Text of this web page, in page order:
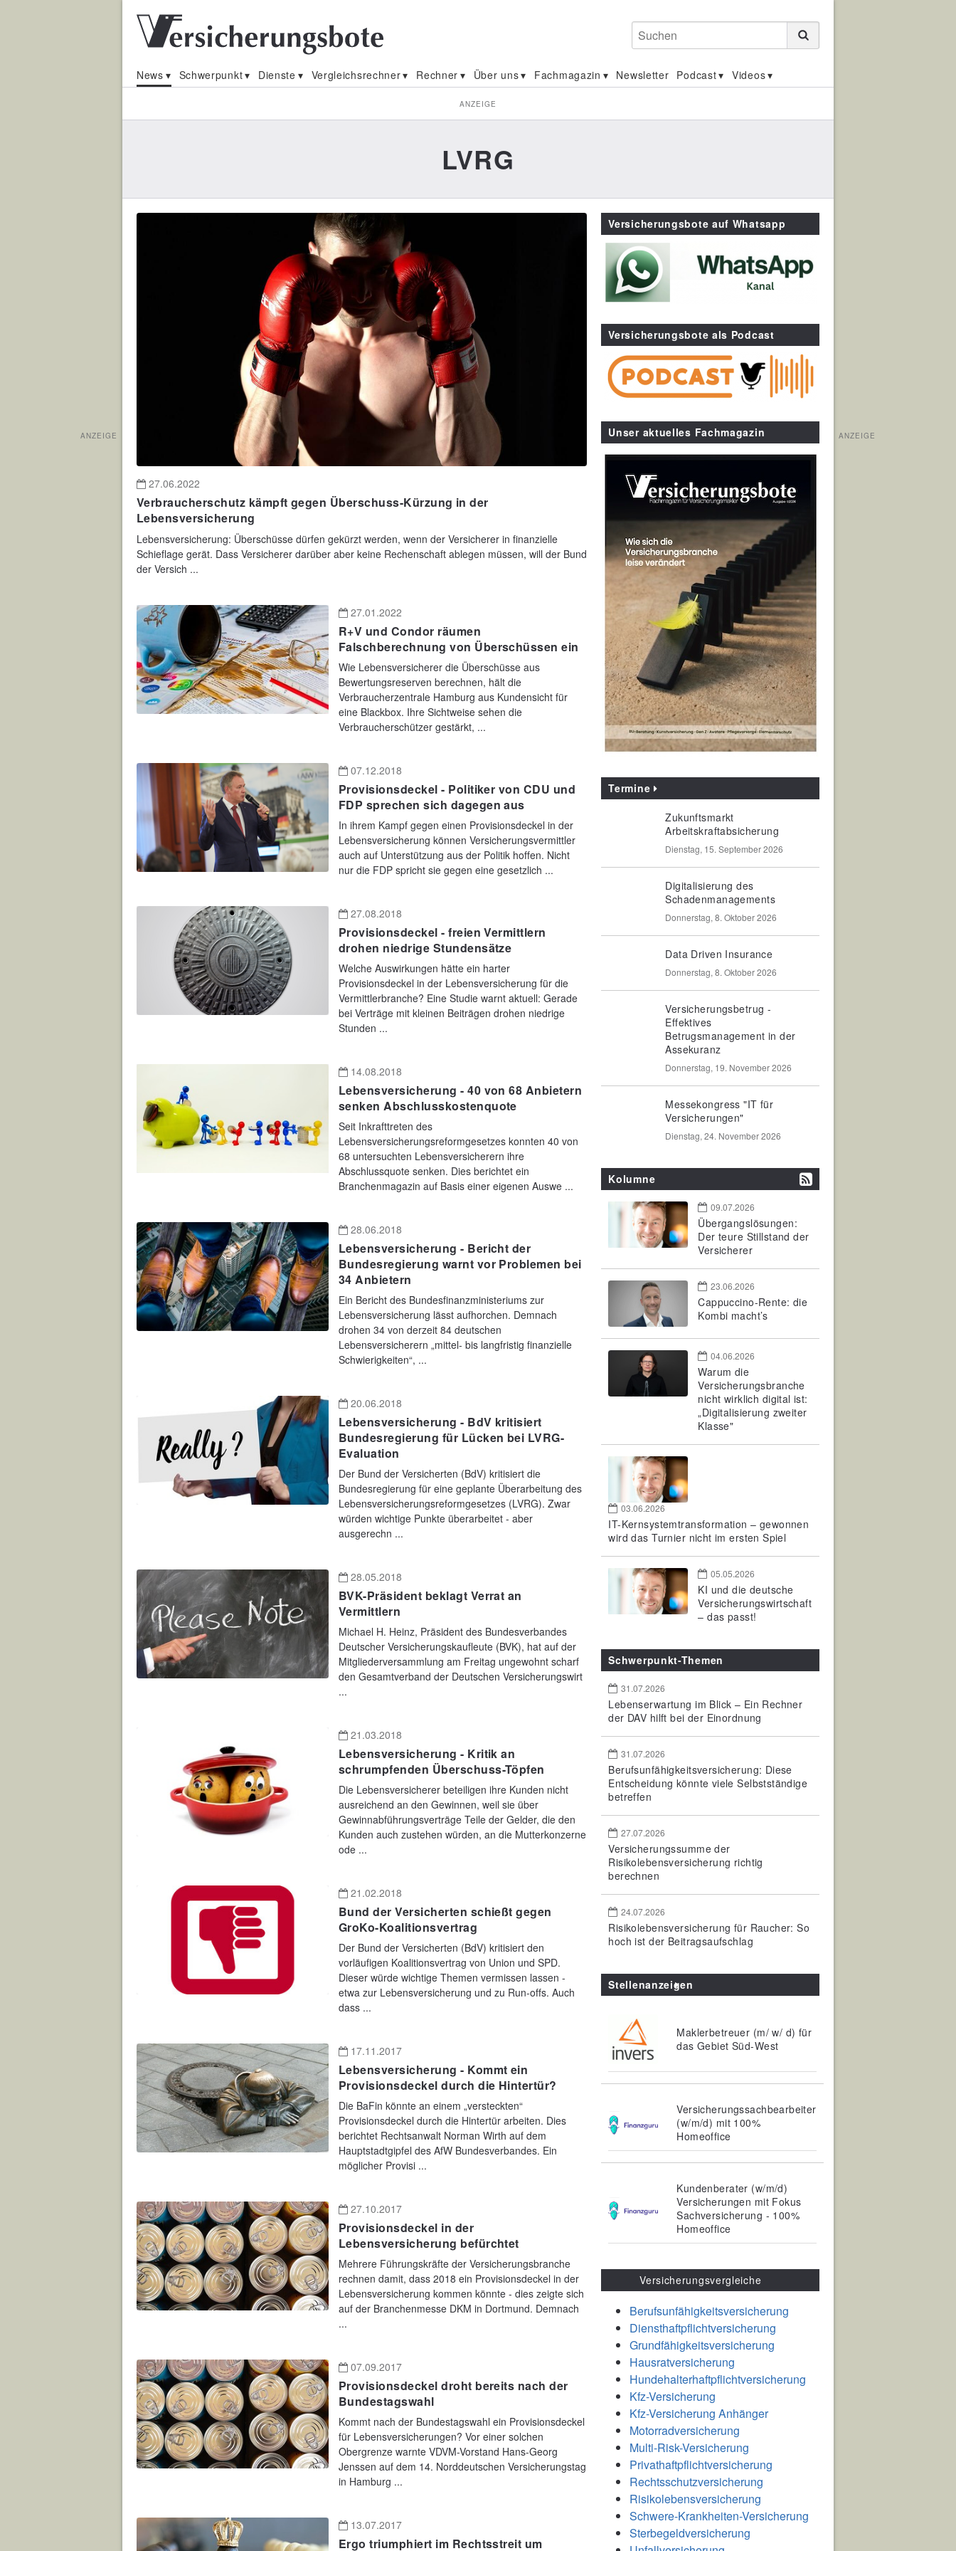
Suchen
News Schwerpunkt Dienste Vergleichsrechner Rechner Über uns Fachmagazin Newsletter Podcast Videos
ANZEIGE
LVRG
27.06.2022
Verbraucherschutz kämpft gegen Überschuss-Kürzung in der
Lebensversicherung
Lebensversicherung: Überschüsse dürfen gekürzt werden, wenn der Versicherer in finanzielle
Schieflage gerät. Dass Versicherer darüber aber keine Rechenschaft ablegen müssen, will der Bund
der Versich ...
27.01.2022
R+V und Condor räumen
Falschberechnung von Überschüssen ein
Wie Lebensversicherer die Überschüsse aus
Bewertungsreserven berechnen, hält die
Verbraucherzentrale Hamburg aus Kundensicht für
eine Blackbox. Ihre Sichtweise sehen die
Verbraucherschützer gestärkt, ...
07.12.2018
Provisionsdeckel - Politiker von CDU und
FDP sprechen sich dagegen aus
In ihrem Kampf gegen einen Provisionsdeckel in der
Lebensversicherung können Versicherungsvermittler
auch auf Unterstützung aus der Politik hoffen. Nicht
nur die FDP spricht sie gegen eine gesetzlich ...
27.08.2018
Provisionsdeckel - freien Vermittlern
drohen niedrige Stundensätze
Welche Auswirkungen hätte ein harter
Provisionsdeckel in der Lebensversicherung für die
Vermittlerbranche? Eine Studie warnt aktuell: Gerade
bei Verträge mit kleinen Beiträgen drohen niedrige
Stunden ...
14.08.2018
Lebensversicherung - 40 von 68 Anbietern
senken Abschlusskostenquote
Seit Inkrafttreten des
Lebensversicherungsreformgesetzes konnten 40 von
68 untersuchten Lebensversicherern ihre
Abschlussquote senken. Dies berichtet ein
Branchenmagazin auf Basis einer eigenen Auswe ...
28.06.2018
Lebensversicherung - Bericht der
Bundesregierung warnt vor Problemen bei
34 Anbietern
Ein Bericht des Bundesfinanzministeriums zur
Lebensversicherung lässt aufhorchen. Demnach
drohen 34 von derzeit 84 deutschen
Lebensversicherern „mittel- bis langfristig finanzielle
Schwierigkeiten“, ...
20.06.2018
Lebensversicherung - BdV kritisiert
Bundesregierung für Lücken bei LVRG-
Evaluation
Der Bund der Versicherten (BdV) kritisiert die
Bundesregierung für eine geplante Überarbeitung des
Lebensversicherungsreformgesetzes (LVRG). Zwar
würden wichtige Punkte überarbeitet - aber
ausgerechn ...
28.05.2018
BVK-Präsident beklagt Verrat an
Vermittlern
Michael H. Heinz, Präsident des Bundesverbandes
Deutscher Versicherungskaufleute (BVK), hat auf der
Mitgliederversammlung am Freitag ungewohnt scharf
den Gesamtverband der Deutschen Versicherungswirt
...
21.03.2018
Lebensversicherung - Kritik an
schrumpfenden Überschuss-Töpfen
Die Lebensversicherer beteiligen ihre Kunden nicht
ausreichend an den Gewinnen, weil sie über
Gewinnabführungsverträge Teile der Gelder, die den
Kunden auch zustehen würden, an die Mutterkonzerne
ode ...
21.02.2018
Bund der Versicherten schießt gegen
GroKo-Koalitionsvertrag
Der Bund der Versicherten (BdV) kritisiert den
vorläufigen Koalitionsvertrag von Union und SPD.
Dieser würde wichtige Themen vermissen lassen -
etwa zur Lebensversicherung und zu Run-offs. Auch
dass ...
17.11.2017
Lebensversicherung - Kommt ein
Provisionsdeckel durch die Hintertür?
Die BaFin könnte an einem „versteckten“
Provisionsdeckel durch die Hintertür arbeiten. Dies
berichtet Rechtsanwalt Norman Wirth auf dem
Hauptstadtgipfel des AfW Bundesverbandes. Ein
möglicher Provisi ...
27.10.2017
Provisionsdeckel in der
Lebensversicherung befürchtet
Mehrere Führungskräfte der Versicherungsbranche
rechnen damit, dass 2018 ein Provisionsdeckel in der
Lebensversicherung kommen könnte - dies zeigte sich
auf der Branchenmesse DKM in Dortmund. Demnach
...
07.09.2017
Provisionsdeckel droht bereits nach der
Bundestagswahl
Kommt nach der Bundestagswahl ein Provisionsdeckel
für Lebensversicherungen? Vor einer solchen
Obergrenze warnte VDVM-Vorstand Hans-Georg
Jenssen auf dem 14. Norddeutschen Versicherungstag
in Hamburg ...
13.07.2017
Ergo triumphiert im Rechtsstreit um
Versicherungsbote auf Whatsapp
Versicherungsbote als Podcast
Unser aktuelles Fachmagazin
Termine
Zukunftsmarkt
Arbeitskraftabsicherung
Dienstag, 15. September 2026
Digitalisierung des
Schadenmanagements
Donnerstag, 8. Oktober 2026
Data Driven Insurance
Donnerstag, 8. Oktober 2026
Versicherungsbetrug -
Effektives
Betrugsmanagement in der
Assekuranz
Donnerstag, 19. November 2026
Messekongress "IT für
Versicherungen"
Dienstag, 24. November 2026
Kolumne
09.07.2026
Übergangslösungen:
Der teure Stillstand der
Versicherer
23.06.2026
Cappuccino-Rente: die
Kombi macht’s
04.06.2026
Warum die
Versicherungsbranche
nicht wirklich digital ist:
„Digitalisierung zweiter
Klasse"
03.06.2026
IT-Kernsystemtransformation – gewonnen
wird das Turnier nicht im ersten Spiel
05.05.2026
KI und die deutsche
Versicherungswirtschaft
– das passt!
Schwerpunkt-Themen
31.07.2026
Lebenserwartung im Blick – Ein Rechner
der DAV hilft bei der Einordnung
31.07.2026
Berufsunfähigkeitsversicherung: Diese
Entscheidung könnte viele Selbstständige
betreffen
27.07.2026
Versicherungssumme der
Risikolebensversicherung richtig
berechnen
24.07.2026
Risikolebensversicherung für Raucher: So
hoch ist der Beitragsaufschlag
Stellenanzeigen
Maklerbetreuer (m/ w/ d) für
das Gebiet Süd-West
Versicherungssachbearbeiter
(w/m/d) mit 100%
Homeoffice
Kundenberater (w/m/d)
Versicherungen mit Fokus
Sachversicherung - 100%
Homeoffice
Versicherungsvergleiche
Berufsunfähigkeitsversicherung
Diensthaftpflichtversicherung
Grundfähigkeitsversicherung
Hausratversicherung
Hundehalterhaftpflichtversicherung
Kfz-Versicherung
Kfz-Versicherung Anhänger
Motorradversicherung
Multi-Risk-Versicherung
Privathaftpflichtversicherung
Rechtsschutzversicherung
Risikolebensversicherung
Schwere-Krankheiten-Versicherung
Sterbegeldversicherung
ANZEIGE ANZEIGE